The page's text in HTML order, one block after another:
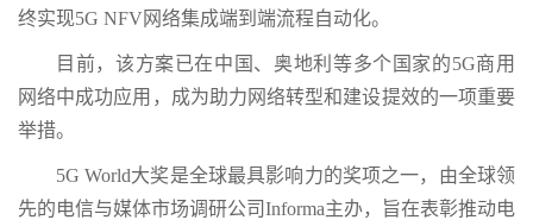
终实现5G NFV网络集成端到端流程自动化。
目前，该方案已在中国、奥地利等多个国家的5G商用
网络中成功应用，成为助力网络转型和建设提效的一项重要
举措。
5G World大奖是全球最具影响力的奖项之一，由全球领
先的电信与媒体市场调研公司Informa主办，旨在表彰推动电